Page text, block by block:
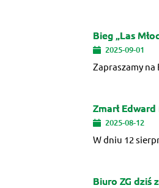
Bieg „Las
2025-09-01
Zapraszamy na
Zmarł
2025-08-12
W dniu 12
Biuro ZG dziś